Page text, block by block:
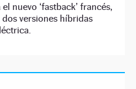
nuevo ‘fastback’ francés,
versiones híbridas